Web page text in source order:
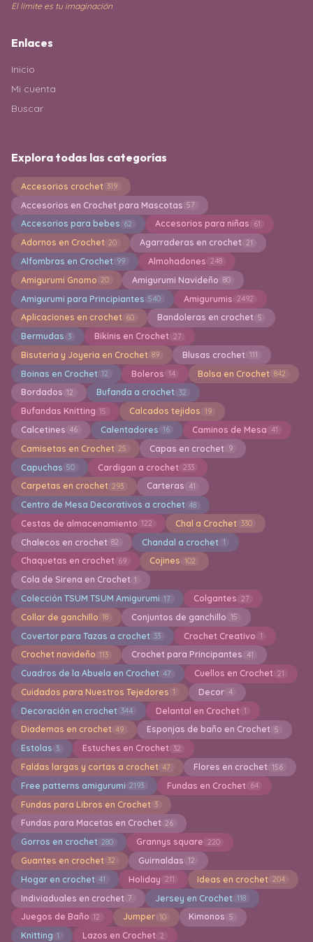
El límite es tu imaginación
Enlaces
Inicio
Mi cuenta
Buscar
Explora todas las categorías
Accesorios crochet 319
Accesorios en Crochet para Mascotas 57
Accesorios para bebes 62 Accesorios para niñas 61
Adornos en Crochet 20 Agarraderas en crochet 21
Alfombras en Crochet 99 Almohadones 248
Amigurumi Gnomo 20 Amigurumi Navideño 80
Amigurumi para Principiantes 540 Amigurumis 2492
Aplicaciones en crochet 60 Bandoleras en crochet 5
Bermudas 3 Bikinis en Crochet 27
Bisuteria y Joyeria en Crochet 89 Blusas crochet 111
Boinas en Crochet 12 Boleros 14 Bolsa en Crochet 842
Bordados 12 Bufanda a crochet 32
Bufandas Knitting 15 Calcados tejidos 19
Calcetines 46 Calentadores 16 Caminos de Mesa 41
Camisetas en Crochet 25 Capas en crochet 9
Capuchas 50 Cardigan a crochet 233
Carpetas en crochet 293 Carteras 41
Centro de Mesa Decorativos a crochet 48
Cestas de almacenamiento 122 Chal a Crochet 330
Chalecos en crochet 82 Chandal a crochet 1
Chaquetas en crochet 69 Cojines 102
Cola de Sirena en Crochet 1
Colección TSUM TSUM Amigurumi 17 Colgantes 27
Collar de ganchillo 18 Conjuntos de ganchillo 15
Covertor para Tazas a crochet 33 Crochet Creativo 1
Crochet navideño 113 Crochet para Principantes 41
Cuadros de la Abuela en Crochet 47 Cuellos en Crochet 21
Cuidados para Nuestros Tejedores 1 Decor 4
Decoración en crochet 344 Delantal en Crochet 1
Diademas en crochet 49 Esponjas de baño en Crochet 5
Estolas 3 Estuches en Crochet 32
Faldas largas y cortas a crochet 47 Flores en crochet 156
Free patterns amigurumi 2193 Fundas en Crochet 64
Fundas para Libros en Crochet 3
Fundas para Macetas en Crochet 26
Gorros en crochet 280 Grannys square 220
Guantes en crochet 32 Guirnaldas 12
Hogar en crochet 41 Holiday 211 Ideas en crochet 204
Indiviaduales en crochet 7 Jersey en Crochet 118
Juegos de Baño 12 Jumper 10 Kimonos 5
Knitting 1 Lazos en Crochet 2